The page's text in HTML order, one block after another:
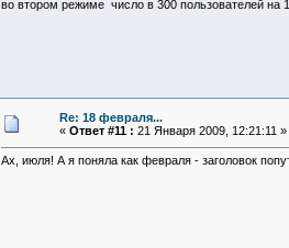
во втором режиме число в 300 пользователей на
Re: 18 февраля...
« Ответ #11 : 21 Января 2009, 12:21:11 »
Ах, июля! А я поняла как февраля - заголовок